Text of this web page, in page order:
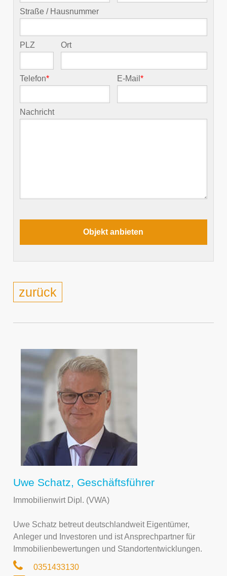
Straße / Hausnummer
PLZ Ort
Telefon* E-Mail*
Nachricht
zurück
Uwe Schatz, Geschäftsführer
Immobilienwirt Dipl. (VWA)
Uwe Schatz betreut deutschlandweit Eigentümer,
Anleger und Investoren und ist Ansprechpartner für
Immobilienbewertungen und Standortentwicklungen.
0351433130